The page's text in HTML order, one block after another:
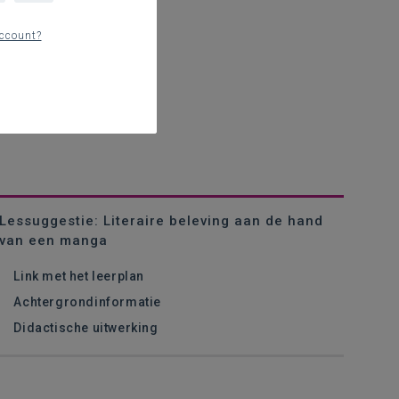
Lessuggestie: Literaire beleving aan de hand
van een manga
Link met het leerplan
Achtergrondinformatie
Didactische uitwerking